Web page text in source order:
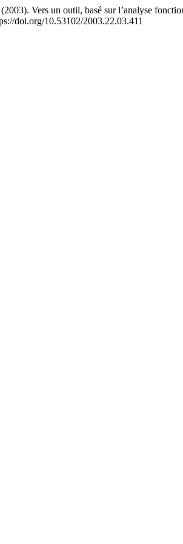
Vers un outil, basé sur l’analyse
doi.org/10.53102/2003.22.03.411